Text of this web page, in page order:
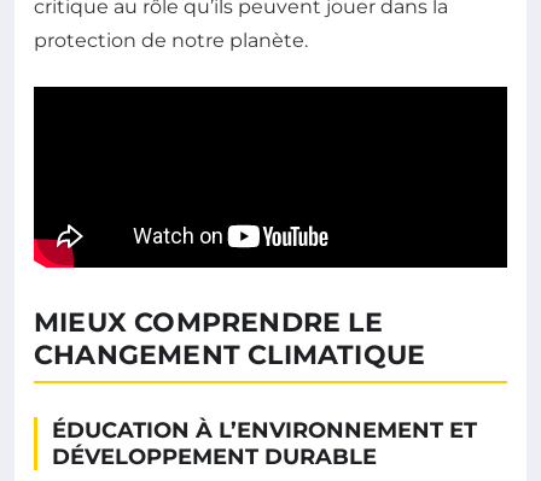
critique au rôle qu’ils peuvent jouer dans la
protection de notre planète.
MIEUX COMPRENDRE LE
CHANGEMENT CLIMATIQUE
ÉDUCATION À L’ENVIRONNEMENT ET
DÉVELOPPEMENT DURABLE